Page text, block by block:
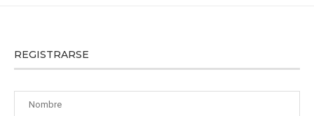
REGISTRARSE